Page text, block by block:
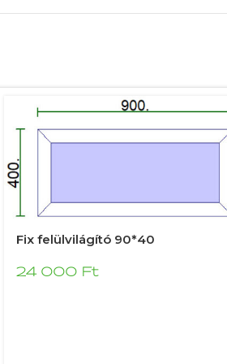
Fix felülvilágító 90*40
24 000 Ft